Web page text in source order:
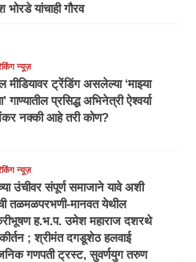
भोरडे यांचाही गौरव
न्यूज़
मीडियावर ट्रेंडिंग असलेल्या ‘माझ्या
गाण्यातील प्रसिद्ध अभिनेत्री ऐश्वर्या
नक्की आहे तरी कोण?
न्यूज़
उंचीवर संपूर्ण समाजाने यावे अशी
तळमळपरभणी-मानवत येथील
ह.भ.प. उमेश महाराज दशरथे
; श्रीमंत दगडूशेठ हलवाई
गणपती ट्रस्ट, सुवर्णयुग तरुण